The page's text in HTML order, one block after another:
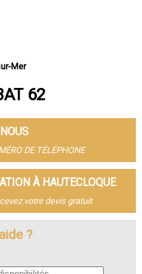
Mer
62
DE TÉLÉPHONE
À HAUTECLOQUE
votre devis gratuit
?